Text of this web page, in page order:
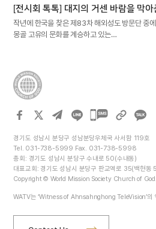
[전시회 톡톡] 대지의 거센 바람을 막아
작년에 한국을 찾은 제83차 해외성도 방문단 중
몽골 고유의 문화를 계승하고 있는…
카카
경기도 성남시 분당구 성남분당우체국 사서함 119호
Tel. 031-738-5999 Fax. 031-738-5998
총회: 경기도 성남시 분당구 수내로 50(수내동)
대표교회: 경기도 성남시 분당구 판교역로 35(백현동
Copyright © World Mission Society Church of God.
WATV는 ‘Witness of Ahnsahnghong TeleVision’의